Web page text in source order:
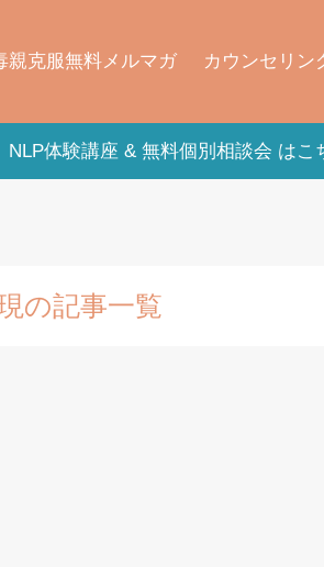
親克服無料メルマガ カウンセリン
NLP体験講座 & 無料個別相談会 はこ
の記事一覧